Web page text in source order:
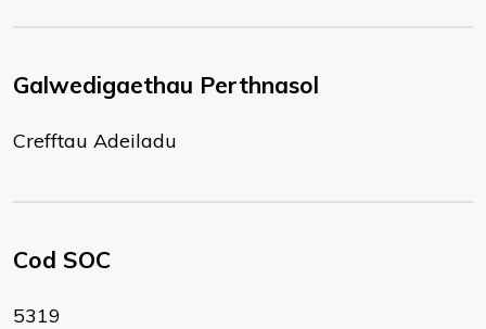
Galwedigaethau Perthnasol
Crefftau Adeiladu
Cod SOC
5319